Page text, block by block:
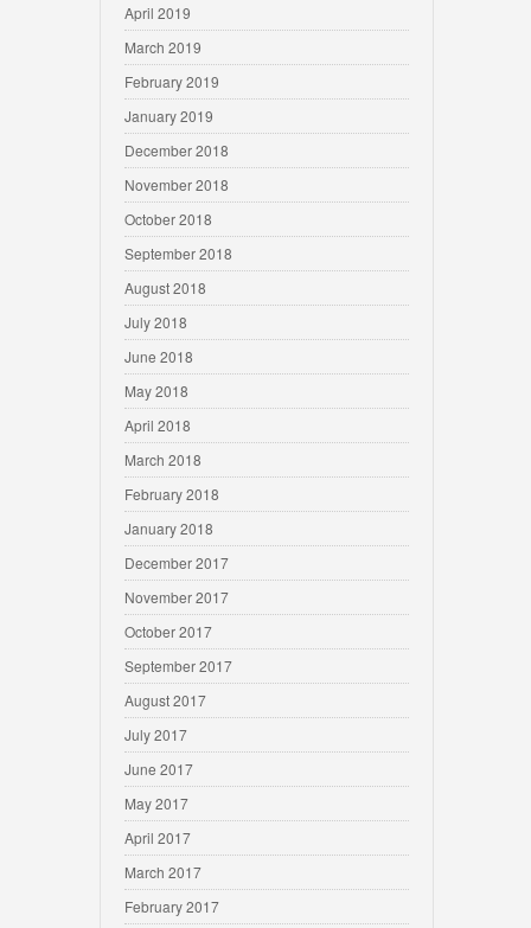
April 2019
March 2019
February 2019
January 2019
December 2018
November 2018
October 2018
September 2018
August 2018
July 2018
June 2018
May 2018
April 2018
March 2018
February 2018
January 2018
December 2017
November 2017
October 2017
September 2017
August 2017
July 2017
June 2017
May 2017
April 2017
March 2017
February 2017